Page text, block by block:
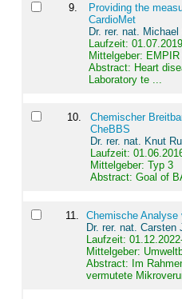
9
Providing the
CardioMet
Dr. rer. nat.
Laufzeit:
Mittelgeber: EMPIR
Abstract: Heart
Laboratory te ...
10.
Chemischer
CheBBS
Dr. rer. nat. Knut
Laufzeit:
Mittelgeber: Typ 3
Abstract:Goal of
11
Chemische Analyse
Dr. rer. nat. Carsten
Laufzeit:
Mittelgeber:
Abstract: Im
vermutete